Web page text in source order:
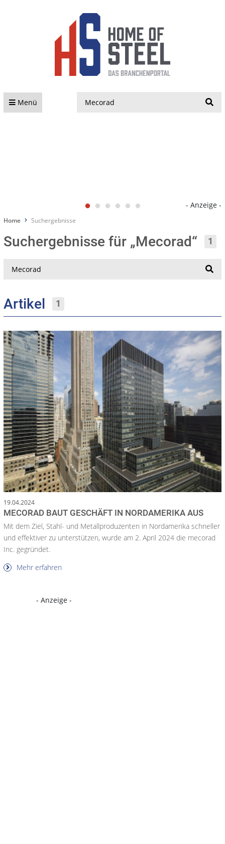
Menü
- Anzeige -
Home Suchergebnisse
Suchergebnisse für „Mecorad“ 1
Artikel 1
19.04.2024
MECORAD BAUT GESCHÄFT IN NORDAMERIKA AUS
Mit dem Ziel, Stahl- und Metallproduzenten in Nordamerika schneller
und effektiver zu unterstützen, wurde am 2. April 2024 die mecorad
Inc. gegründet.
Mehr erfahren
- Anzeige -